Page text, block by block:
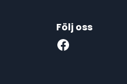
Följ oss
Facebook